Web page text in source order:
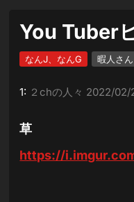
You Tuber
なんJ、なんG 暇人さん
1: ２chの人々 2022/02/
草
https://